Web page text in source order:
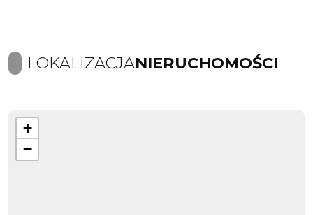
LOKALIZACJANIERUCHOMOŚCI
+
−